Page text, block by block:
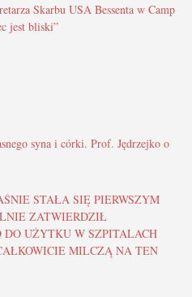
Skarbu USA Bessenta w Camp
jest bliski”
syna i córki. Prof. Jędrzejko o
STAŁA SIĘ PIERWSZYM
ZATWIERDZIŁ
DO UŻYTKU W SZPITALACH
MILCZĄ NA TEN